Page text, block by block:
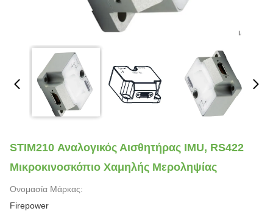
STIM210 Αναλογικός Αισθητήρας IMU, RS422
Μικροκινοσκόπιο Χαμηλής Μεροληψίας
Ονομασία Μάρκας:
Firepower